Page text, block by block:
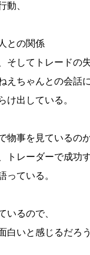
動、
との関係
そしてトレードの
えちゃんとの会話
け出している。
物事を見ているの
トレーダーで成功
っている。
いるので、
白いと感じるだろう